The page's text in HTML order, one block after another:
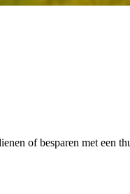
of besparen met een